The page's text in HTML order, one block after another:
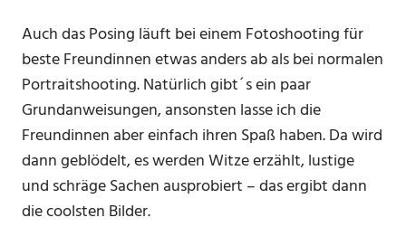
Auch das Posing läuft bei einem Fotoshooting für
beste Freundinnen etwas anders ab als bei normalen
Portraitshooting. Natürlich gibt´s ein paar
Grundanweisungen, ansonsten lasse ich die
Freundinnen aber einfach ihren Spaß haben. Da wird
dann geblödelt, es werden Witze erzählt, lustige
und schräge Sachen ausprobiert – das ergibt dann
die coolsten Bilder.